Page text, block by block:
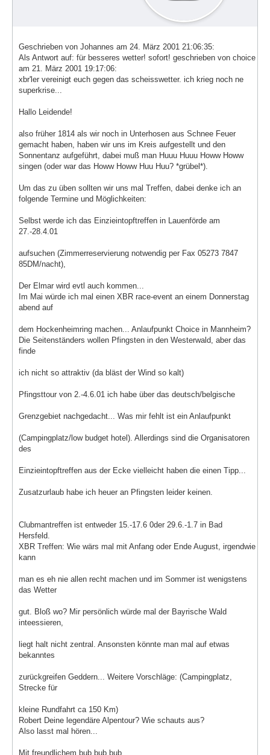
Geschrieben von Johannes am 24. März 2001 21:06:35:
Als Antwort auf: für besseres wetter! sofort! geschrieben von choice
am 21. März 2001 19:17:06:
xbr'ler vereinigt euch gegen das scheisswetter. ich krieg noch ne
superkrise...
Hallo Leidende!
also früher 1814 als wir noch in Unterhosen aus Schnee Feuer
gemacht haben, haben wir uns im Kreis aufgestellt und den
Sonnentanz aufgeführt, dabei muß man Huuu Huuu Howw Howw
singen (oder war das Howw Howw Huu Huu? *grübel*).
Um das zu üben sollten wir uns mal Treffen, dabei denke ich an
folgende Termine und Möglichkeiten:
Selbst werde ich das Einzieintopftreffen in Lauenförde am
27.-28.4.01
aufsuchen (Zimmerreservierung notwendig per Fax 05273 7847
85DM/nacht),
Der Elmar wird evtl auch kommen...
Im Mai würde ich mal einen XBR race-event an einem Donnerstag
abend auf
dem Hockenheimring machen... Anlaufpunkt Choice in Mannheim?
Die Seitenständers wollen Pfingsten in den Westerwald, aber das
finde
ich nicht so attraktiv (da bläst der Wind so kalt)
Pfingsttour von 2.-4.6.01 ich habe über das deutsch/belgische
Grenzgebiet nachgedacht... Was mir fehlt ist ein Anlaufpunkt
(Campingplatz/low budget hotel). Allerdings sind die Organisatoren
des
Einzieintopftreffen aus der Ecke vielleicht haben die einen Tipp...
Zusatzurlaub habe ich heuer an Pfingsten leider keinen.
Clubmantreffen ist entweder 15.-17.6 0der 29.6.-1.7 in Bad
Hersfeld.
XBR Treffen: Wie wärs mal mit Anfang oder Ende August, irgendwie
kann
man es eh nie allen recht machen und im Sommer ist wenigstens
das Wetter
gut. Bloß wo? Mir persönlich würde mal der Bayrische Wald
inteessieren,
liegt halt nicht zentral. Ansonsten könnte man mal auf etwas
bekanntes
zurückgreifen Geddern... Weitere Vorschläge: (Campingplatz,
Strecke für
kleine Rundfahrt ca 150 Km)
Robert Deine legendäre Alpentour? Wie schauts aus?
Also lasst mal hören...
Mit freundlichem bub bub bub